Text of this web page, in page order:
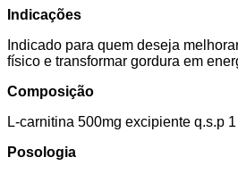
Indicações
Indicado para quem deseja
físico e transformar gordura em
Composição
L-carnitina 500mg excipiente q.s.p
Posologia